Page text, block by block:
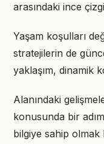
arasındaki ince
Yaşam koşulları
stratejilerin de
yaklaşım, dinamik
Alanındaki
konusunda bir
bilgiye sahip